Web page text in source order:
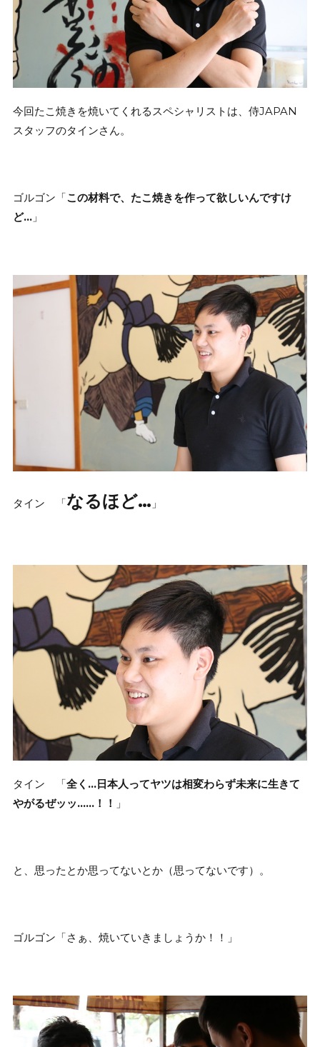
今回たこ焼きを焼いてくれるスペシャリストは、侍JAPAN
スタッフのタインさん。
ゴルゴン「この材料で、たこ焼きを作って欲しいんですけ
ど…」
タイン 「なるほど… 」
タイン 「全く…日本人ってヤツは相変わらず未来に生きて
やがるぜッッ……！！
」
と、思ったとか思ってないとか（思ってないです）。
ゴルゴン「さぁ、焼いていきましょうか！！」